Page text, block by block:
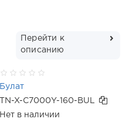
Перейти к
описанию
Булат
TN-X-C7000Y-160-BUL
Нет в наличии